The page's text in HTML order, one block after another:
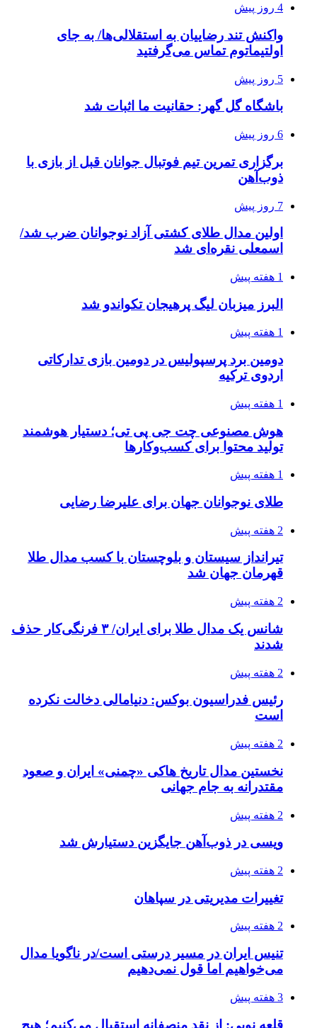
4 روز پیش
واکنش تند رضاییان به استقلالی‌ها/ به جای
اولتیماتوم تماس می‌گرفتید
5 روز پیش
باشگاه گل گهر: حقانیت ما اثبات شد
6 روز پیش
برگزاری تمرین تیم فوتبال جوانان قبل از بازی با
ذوب‌آهن
7 روز پیش
اولین مدال طلای کشتی آزاد نوجوانان ضرب شد/
اسمعلی نقره‌ای شد
1 هفته پیش
البرز میزبان لیگ پرهیجان تکواندو شد
1 هفته پیش
دومین برد پرسپولیس در دومین بازی تدارکاتی
اردوی ترکیه
1 هفته پیش
هوش مصنوعی چت جی پی تی؛ دستیار هوشمند
تولید محتوا برای کسب‌وکارها
1 هفته پیش
طلای نوجوانان جهان برای علیرضا رضایی
2 هفته پیش
تیرانداز سیستان و بلوچستان با کسب مدال طلا
قهرمان جهان شد
2 هفته پیش
شانس یک مدال طلا برای ایران/ ۳ فرنگی‌کار حذف
شدند
2 هفته پیش
رئیس فدراسیون بوکس: دنیامالی دخالت نکرده
است
2 هفته پیش
نخستین مدال تاریخ هاکی «چمنی» ایران و صعود
مقتدرانه به جام جهانی
2 هفته پیش
ویسی در ذوب‌آهن جایگزین دستیارش شد
2 هفته پیش
تغییرات مدیریتی در سپاهان
2 هفته پیش
تنیس ایران در مسیر درستی است/در ناگویا مدال
می‌خواهیم اما قول نمی‌دهیم
3 هفته پیش
قلعه نویی: از نقد منصفانه استقبال می‌کنیم؛ هیچ